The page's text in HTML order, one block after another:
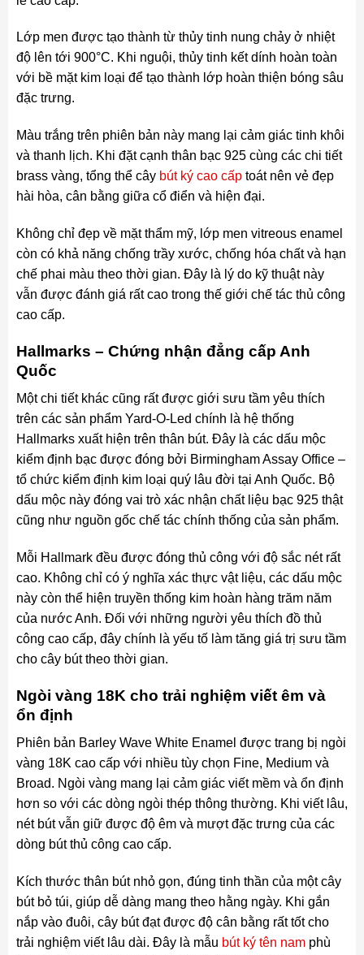
Lớp men được tạo thành từ thủy tinh nung chảy ở nhiệt
độ lên tới 900°C. Khi nguội, thủy tinh kết dính hoàn toàn
với bề mặt kim loại để tạo thành lớp hoàn thiện bóng sâu
đặc trưng.
Màu trắng trên phiên bản này mang lại cảm giác tinh khôi
và thanh lịch. Khi đặt cạnh thân bạc 925 cùng các chi tiết
brass vàng, tổng thể cây bút ký cao cấptoát nên vẻ đẹp
hài hòa, cân bằng giữa cổ điển và hiện đại.
Không chỉ đẹp về mặt thẩm mỹ, lớp men vitreous enamel
còn có khả năng chống trầy xước, chống hóa chất và hạn
chế phai màu theo thời gian. Đây là lý do kỹ thuật này
vẫn được đánh giá rất cao trong thế giới chế tác thủ công
cao cấp.
Hallmarks – Chứng nhận đẳng cấp Anh
Quốc
Một chi tiết khác cũng rất được giới sưu tầm yêu thích
trên các sản phẩm Yard-O-Led chính là hệ thống
Hallmarks xuất hiện trên thân bút. Đây là các dấu mộc
kiểm định bạc được đóng bởi Birmingham Assay Office –
tổ chức kiểm định kim loại quý lâu đời tại Anh Quốc. Bộ
dấu mộc này đóng vai trò xác nhận chất liệu bạc 925 thật
cũng như nguồn gốc chế tác chính thống của sản phẩm.
Mỗi Hallmark đều được đóng thủ công với độ sắc nét rất
cao. Không chỉ có ý nghĩa xác thực vật liệu, các dấu mộc
này còn thể hiện truyền thống kim hoàn hàng trăm năm
của nước Anh. Đối với những người yêu thích đồ thủ
công cao cấp, đây chính là yếu tố làm tăng giá trị sưu tầm
cho cây bút theo thời gian.
Ngòi vàng 18K cho trải nghiệm viết êm và
ổn định
Phiên bản Barley Wave White Enamel được trang bị ngòi
vàng 18K cao cấp với nhiều tùy chọn Fine, Medium và
Broad. Ngòi vàng mang lại cảm giác viết mềm và ổn định
hơn so với các dòng ngòi thép thông thường. Khi viết lâu,
nét bút vẫn giữ được độ êm và mượt đặc trưng của các
dòng bút thủ công cao cấp.
Kích thước thân bút nhỏ gọn, đúng tinh thần của một cây
bút bỏ túi, giúp dễ dàng mang theo hằng ngày. Khi gắn
nắp vào đuôi, cây bút đạt được độ cân bằng rất tốt cho
trải nghiệm viết lâu dài. Đây là mẫu bút ký tên namphù